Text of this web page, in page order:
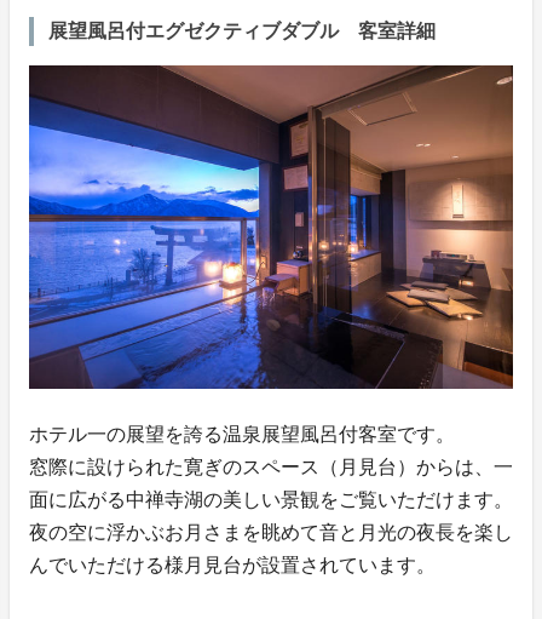
展望風呂付エグゼクティブダブル 客室詳細
ホテル一の展望を誇る温泉展望風呂付客室です。
窓際に設けられた寛ぎのスペース（月見台）からは、一
面に広がる中禅寺湖の美しい景観をご覧いただけます。
夜の空に浮かぶお月さまを眺めて音と月光の夜長を楽し
んでいただける様月見台が設置されています。